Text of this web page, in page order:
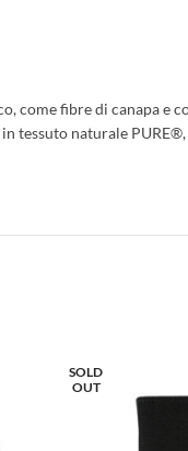
come fibre di canapa e
tessuto naturale
SOLD
OUT